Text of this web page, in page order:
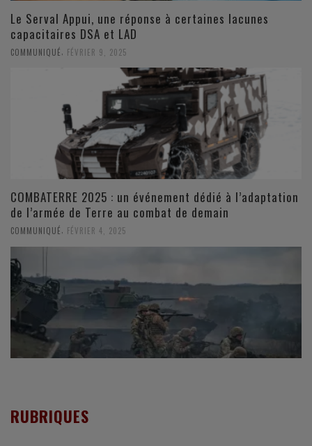
Le Serval Appui, une réponse à certaines lacunes
capacitaires DSA et LAD
COMMUNIQUÉ FÉVRIER 9, 2025
COMBATERRE 2025 : un événement dédié à l’adaptation
de l’armée de Terre au combat de demain
COMMUNIQUÉ, FÉVRIER 4, 2025
RUBRIQUES